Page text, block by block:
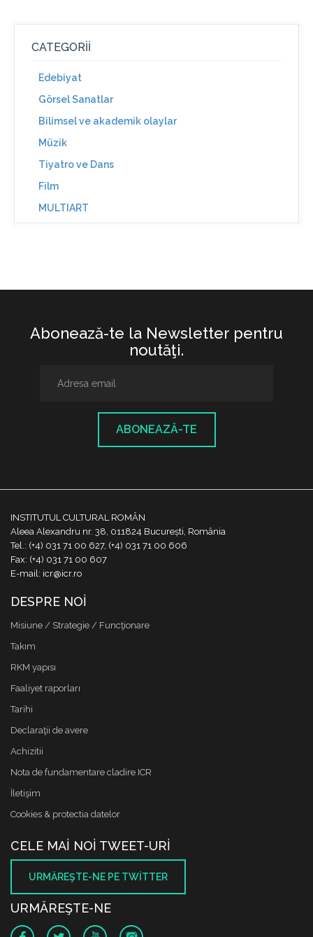
CATEGORII
Edebiyat
Görsel Sanatlar
Bilimsel ve akademik olaylar
Müzik
Tiyatro ve Dans
Film
MULTIART
Abonează-te la Newsletter pentru
noutăţi.
ABONEAZĂ-TE
INSTITUTUL CULTURAL ROMÂN
Aleea Alexandru nr. 38, 011824 București, România
Tel.: (+4) 031 71 00 627, (+4) 031 71 00 606
Fax: (+4) 031 71 00 607
E-mail: icr@icr.ro
DESPRE NOI
Misiune / Strategie / Funcţionare
Takım
RKM yapısı
Faaliyet raporları
Tarihi
Declaraţii de avere
Achizitii
Nota de fundamentare cladire ICR
İletişim
Cookies & protectia datelor
CELE MAI NOI TWEET-URI
URMĂREŞTE-NE PE TWITTER
URMĂREŞTE-NE